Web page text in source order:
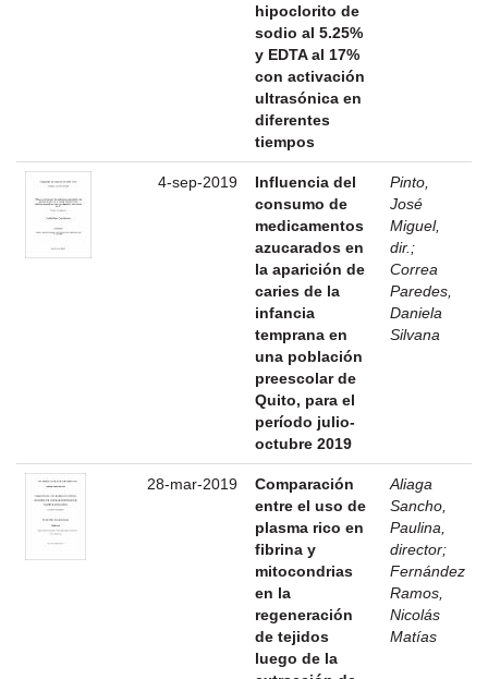
hipoclorito de
sodio al 5.25%
y EDTA al 17%
con activación
ultrasónica en
diferentes
tiempos
4-sep-2019
Influencia del
consumo de
medicamentos
azucarados en
la aparición de
caries de la
infancia
temprana en
una población
preescolar de
Quito, para el
período julio-
octubre 2019
Pinto,
José
Miguel,
dir. ;
Correa
Paredes,
Daniela
Silvana
28-mar-2019
Comparación
entre el uso de
plasma rico en
fibrina y
mitocondrias
en la
regeneración
de tejidos
luego de la
Aliaga
Sancho,
Paulina,
director;
Fernández
Ramos,
Nicolás
Matías